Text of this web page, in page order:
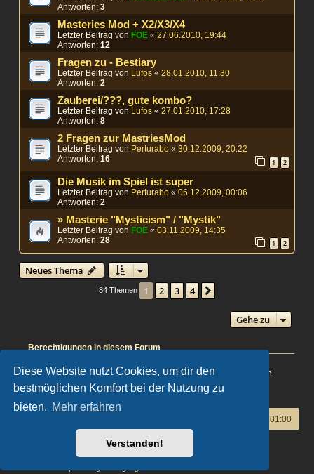
Diese Website nutzt Cookies, um dir den
bestmöglichen Komfort bei der Nutzung zu
bieten. Mehr erfahren
Verstanden!
Antworten:3
Masteries Mod + X2/X3/X4
Letzter Beitrag von FOE «27.06.2010, 19:44
Antworten:12
Fragen zu - Bestiary
Letzter Beitrag von Lufos «28.01.2010, 11:30
Antworten:2
Zauberei/???, gute kombo?
Letzter Beitrag von Lufos «27.01.2010, 17:28
Antworten:8
2 Fragen zur MastriesMod
Letzter Beitrag von Perturabo «30.12.2009, 20:22
Antworten:16 1 2
Die Musik im Spiel ist super
Letzter Beitrag von Perturabo «06.12.2009, 00:06
Antworten:2
» Masterie "Mysticism" / "Mystik"
Letzter Beitrag vonFOE «03.11.2009, 14:35
Antworten:28 1 2
Neues Thema
84 Themen 1 2 3 4
Gehe zu
Berechtigungen in diesem Forum
Du darfstkeine Antworten zu Themen in diesem Forum erstellen.
Du darfst deine Beiträge in diesem Forumnichtändern.
Du darfst deine Beiträge in diesem Forumnichtlöschen.
UTC+01:00
® Forum Software © phpBB Limited
Deutsche Übersetzung durch